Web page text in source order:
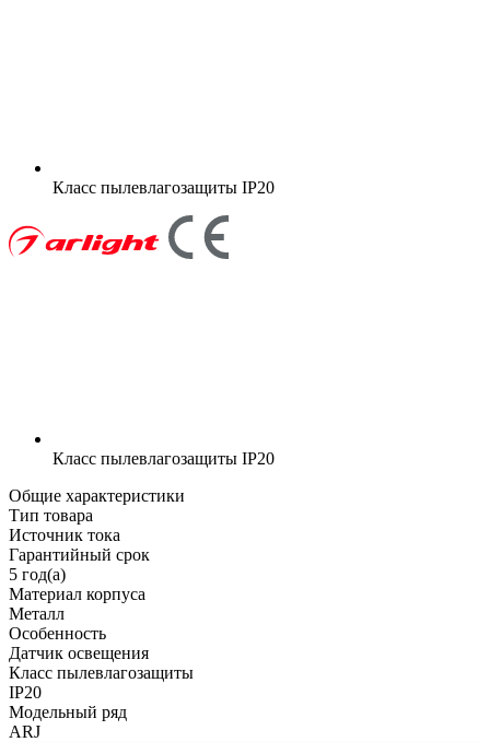
Класс пылевлагозащиты IP20
Класс пылевлагозащиты IP20
Общие характеристики
Тип товара
Источник тока
Гарантийный срок
5 год(а)
Материал корпуса
Металл
Особенность
Датчик освещения
Класс пылевлагозащиты
IP20
Модельный ряд
ARJ